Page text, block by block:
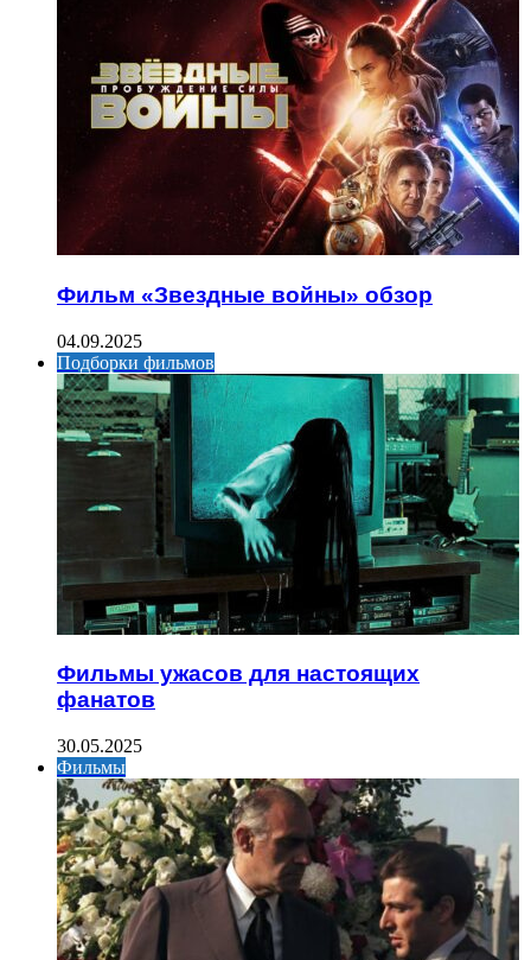
Фильм «Звездные войны» обзор
04.09.2025
Подборки фильмов
Фильмы ужасов для настоящих
фанатов
30.05.2025
Фильмы